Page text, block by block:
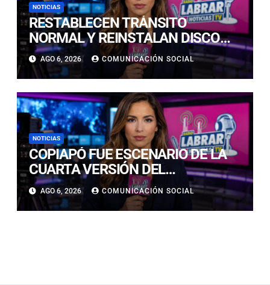
NOTICIAS
RESTABLECEN TRÁNSITO
NORMAL Y REINSTALAN DISCO
“PARE” TRAS AVANCE DE OBRAS
EN CALLE LUIS FLORES CON JULIO
PRADO
AGO 6, 2026 COMUNICACIÓN SOCIAL
NOTICIAS
COPIAPÓ FUE ESCENARIO DE LA
CUARTA VERSIÓN DEL
CAMPEONATO REGIONAL DE
BANDAS DE GUERRA
ESTUDIANTILES
AGO 6, 2026 COMUNICACIÓN SOCIAL